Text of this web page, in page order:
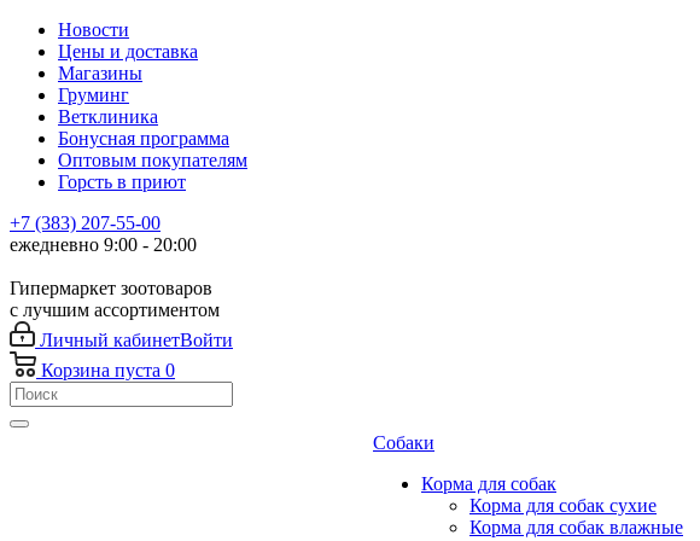
Новости
Цены и доставка
Магазины
Груминг
Ветклиника
Бонусная программа
Оптовым покупателям
Горсть в приют
+7 (383) 207-55-00
ежедневно 9:00 - 20:00
Гипермаркет зоотоваров
с лучшим ассортиментом
Личный кабинетВойти
Корзина пуста 0
Собаки
Корма для собак
Корма для собак сухие
Корма для собак влажные